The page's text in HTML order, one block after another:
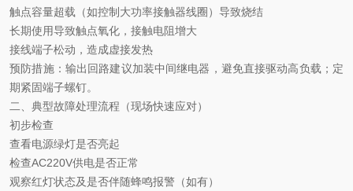
触点容量超载（如控制大功率接触器线圈）导致烧结
长期使用导致触点氧化，接触电阻增大
接线端子松动，造成虚接发热
‌预防措施‌：输出回路建议加装中间继电器，避免直接驱动高负载；定
期紧固端子螺钉。
二、典型故障处理流程（现场快速应对）
初步检查
查看电源绿灯是否亮起
检查AC220V供电是否正常
观察红灯状态及是否伴随蜂鸣报警（如有）